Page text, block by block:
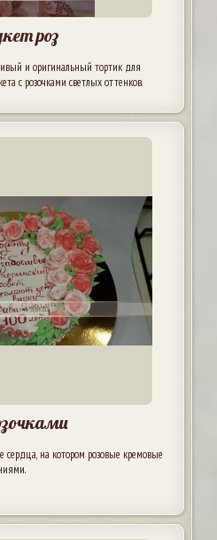
роз
и оригинальный тортик для
с розочками светлых оттенков.
на котором розовые кремовые